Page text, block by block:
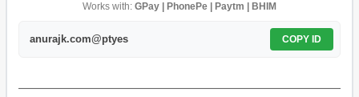
Works with: GPay | PhonePe | Paytm | BHIM
anurajk.com@ptyes COPY ID